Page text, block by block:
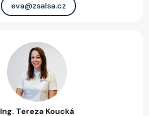
eva@zsalsa.cz
Ing. Tereza Koucká